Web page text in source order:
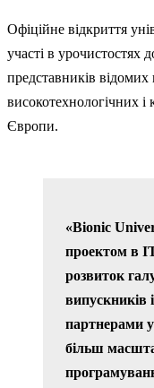
Офіційне відкриття
участі в урочистостях
представників відомих
високотехнологічних
Європи.
«Bionic
проектом в
розвиток
випускників
партнерами
більш